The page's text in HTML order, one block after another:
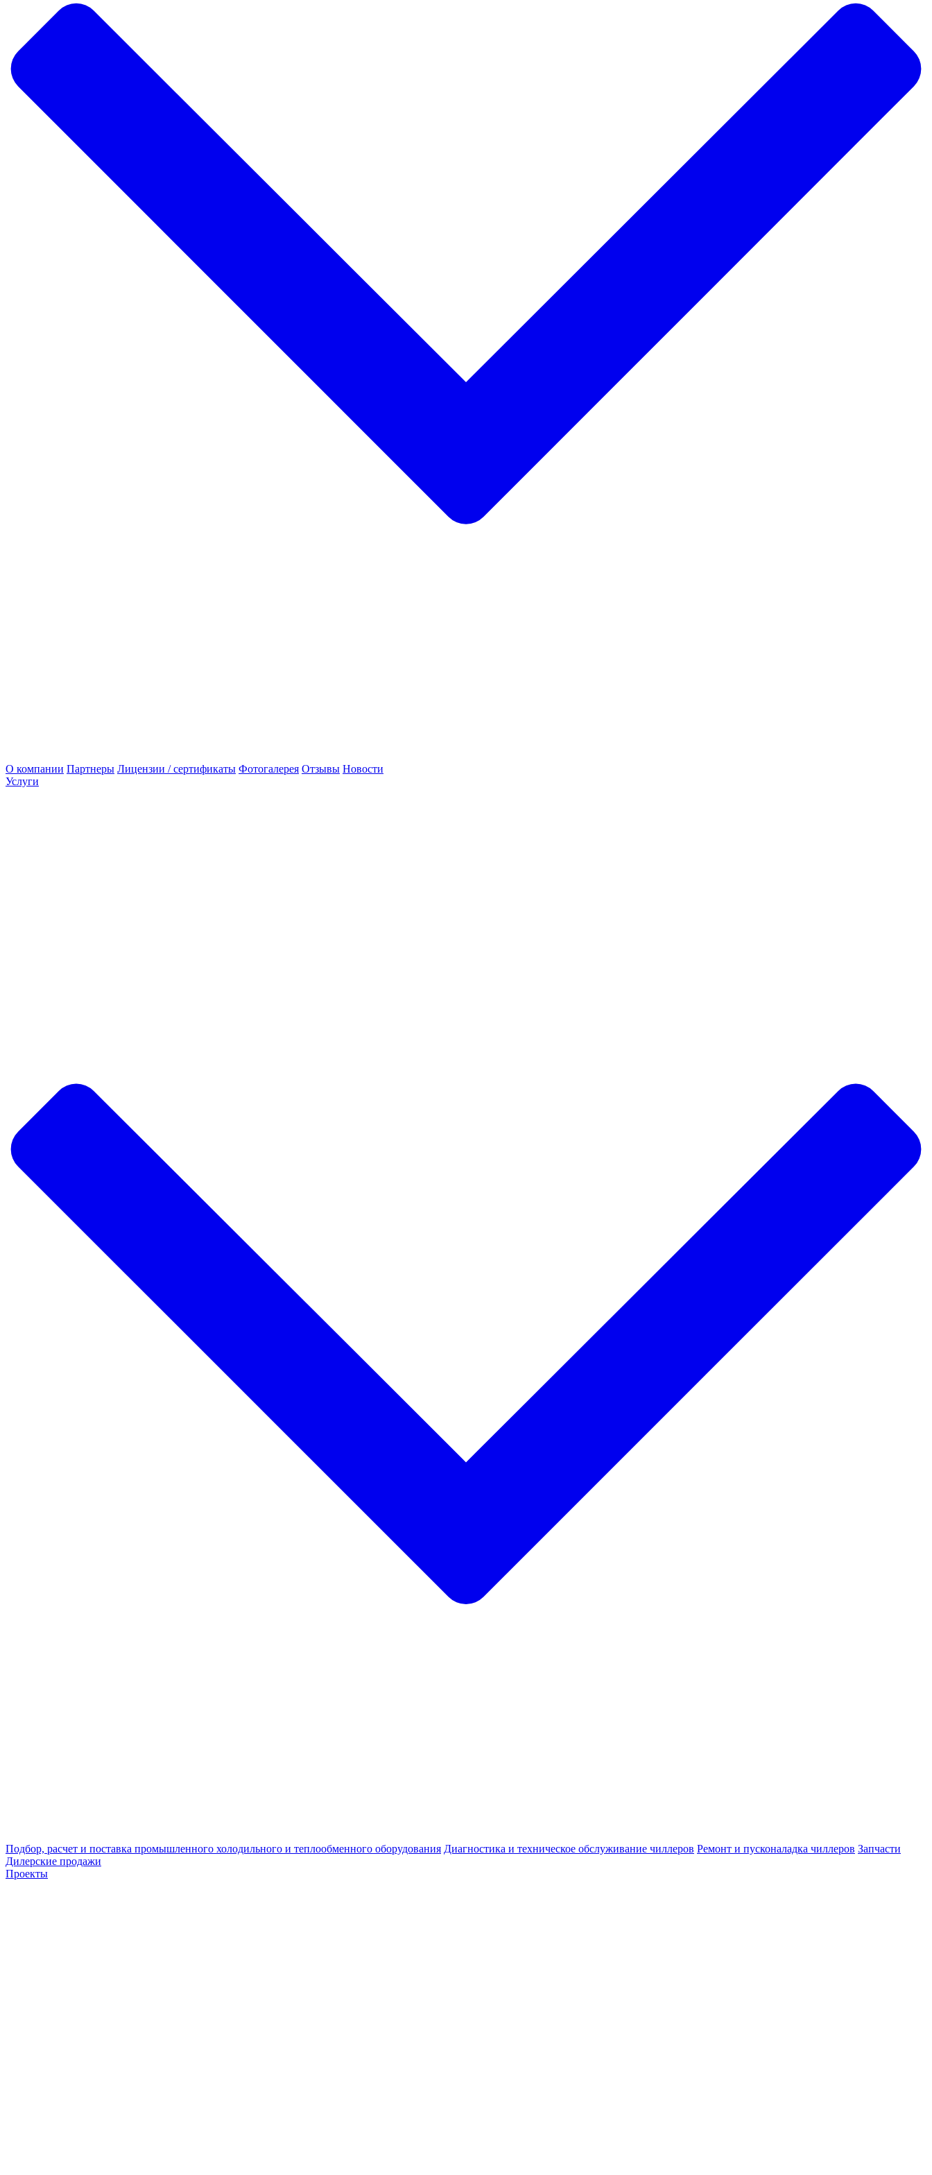
О компании Партнеры Лицензии / сертификаты Фотогалерея Отзывы Новости
Услуги
Подбор, расчет и поставка промышленного холодильного и теплообменного оборудования Диагностика и техническое обслуживание чиллеров Ремонт и пусконаладка чиллеров Запчасти
Дилерские продажи
Проекты